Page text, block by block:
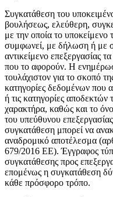
Συγκατάθεση του
βουλήσεως, ελεύθερη,
με την οποία το
συμφωνεί, με δήλωση ή με
αντικείμενο επεξεργασίας
που το αφορούν. Η
τουλάχιστον για το σκοπό
κατηγορίες δεδομένων που
ή τις κατηγορίες
χαρακτήρα, καθώς και το
του υπεύθυνου
συγκατάθεση μπορεί να
αναδρομικό αποτέλεσμα
679/2016 ΕΕ). Έγγραφος
συγκατάθεσης προς
επομένως η συγκατάθεση
κάθε πρόσφορο τρόπο.